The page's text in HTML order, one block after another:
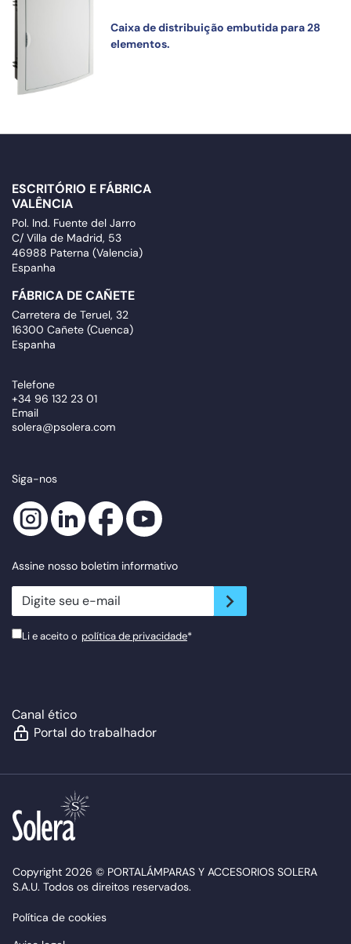
Caixa de distribuição embutida para 28
elementos.
ESCRITÓRIO E FÁBRICA
VALÊNCIA
Pol. Ind. Fuente del Jarro
C/ Villa de Madrid, 53
46988 Paterna (Valencia)
Espanha
FÁBRICA DE CAÑETE
Carretera de Teruel, 32
16300 Cañete (Cuenca)
Espanha
Telefone
+34 96 132 23 01
Email
solera@psolera.com
Siga-nos
Assine nosso boletim informativo
newsletter.suscribe
Li e aceito o política de privacidade*
Canal ético
Portal do trabalhador
Copyright 2026 © PORTALÁMPARAS Y ACCESORIOS SOLERA
S.A.U. Todos os direitos reservados.
Política de cookies